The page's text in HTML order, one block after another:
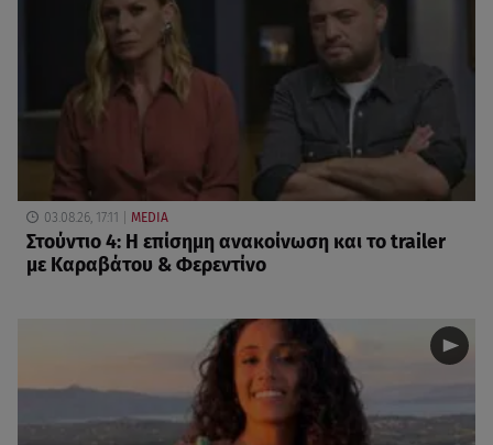
03.08.26, 17:11 MEDIA
Στούντιο 4: Η επίσημη ανακοίνωση και το trailer
με Καραβάτου & Φερεντίνο